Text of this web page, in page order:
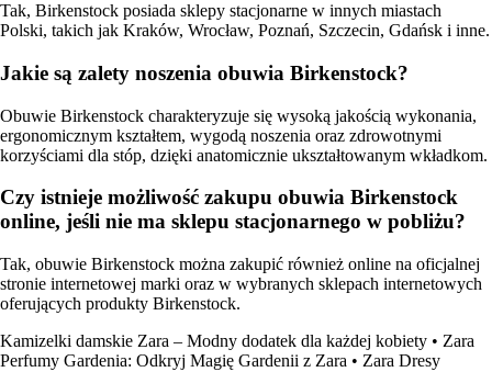
Tak, Birkenstock posiada sklepy stacjonarne w innych miastach
Polski, takich jak Kraków, Wrocław, Poznań, Szczecin, Gdańsk i inne.
Jakie są zalety noszenia obuwia Birkenstock?
Obuwie Birkenstock charakteryzuje się wysoką jakością wykonania,
ergonomicznym kształtem, wygodą noszenia oraz zdrowotnymi
korzyściami dla stóp, dzięki anatomicznie ukształtowanym wkładkom.
Czy istnieje możliwość zakupu obuwia Birkenstock
online, jeśli nie ma sklepu stacjonarnego w pobliżu?
Tak, obuwie Birkenstock można zakupić również online na oficjalnej
stronie internetowej marki oraz w wybranych sklepach internetowych
oferujących produkty Birkenstock.
Kamizelki damskie Zara – Modny dodatek dla każdej kobiety • Zara
Perfumy Gardenia: Odkryj Magię Gardenii z Zara • Zara Dresy